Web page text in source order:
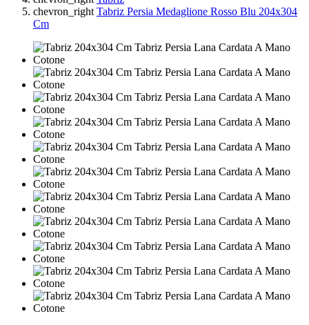
chevron_right Tabriz Persia Medaglione Rosso Blu 204x304
Cm